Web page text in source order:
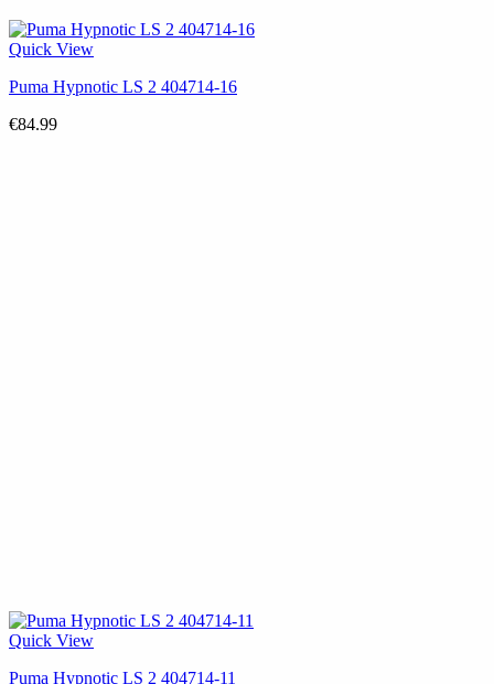
Quick View
Puma Hypnotic LS 2 404714-16
€84.99
Quick View
Puma Hypnotic LS 2 404714-11